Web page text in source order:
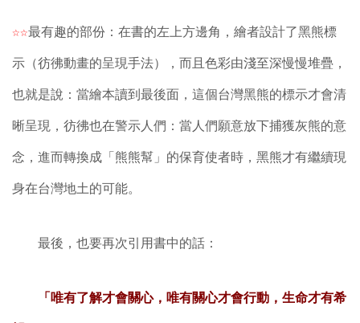
☆☆最有趣的部份：在書的左上方邊角，繪者設計了黑熊標
示（彷彿動畫的呈現手法），而且色彩由淺至深慢慢堆疊，
也就是說：當繪本讀到最後面，這個台灣黑熊的標示才會清
晰呈現，彷彿也在警示人們：當人們願意放下捕獲灰熊的意
念，進而轉換成「熊熊幫」的保育使者時，黑熊才有繼續現
身在台灣地土的可能。
最後，也要再次引用書中的話：
「唯有了解才會關心，唯有關心才會行動，生命才有希